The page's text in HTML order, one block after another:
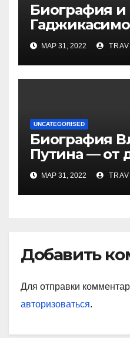
Биография
информация
детях
МАР 31, 2022
UNCATEGORISED
Биография
Путина — от
МАР 31, 2022
Добавить
Для отправки
авторизоваться.